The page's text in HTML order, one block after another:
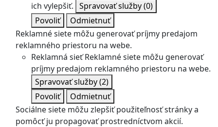
ich vylepšiť. Spravovať služby(0)
Povoliť
Odmietnuť
Reklamné siete môžu generovať príjmy predajom
reklamného priestoru na webe.
Reklamná sieť Reklamné siete môžu generovať
príjmy predajom reklamného priestoru na webe.
Spravovať služby(2)
Povoliť
Odmietnuť
Sociálne siete môžu zlepšiť použiteľnosť stránky a
pomôcť ju propagovať prostredníctvom akcií.